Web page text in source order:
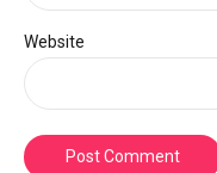
Website
Post Comment